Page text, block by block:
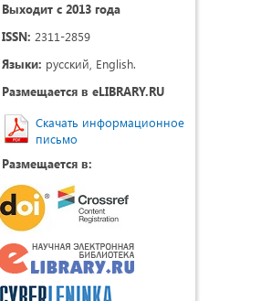
Выходит с 2013 года
ISSN: 2311-2859
Языки: русский, English.
Размещается в eLIBRARY.RU
Скачать информационное
письмо
Размещается в: